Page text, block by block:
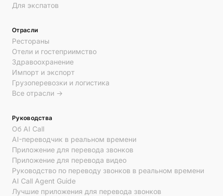
Для экспатов
Отрасли
Рестораны
Отели и гостеприимство
Здравоохранение
Импорт и экспорт
Грузоперевозки и логистика
Все отрасли →
Руководства
Об AI Call
AI-переводчик в реальном времени
Приложение для перевода звонков
Приложение для перевода видео
Руководство по переводу звонков в реальном времени
AI Call Agent Guide
Лучшие приложения для перевода звонков